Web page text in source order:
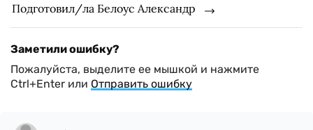
Подготовил/ла Белоус Александр
Заметили ошибку?
Пожалуйста, выделите ее мышкой и нажмите
Ctrl+Enter или Отправить ошибку